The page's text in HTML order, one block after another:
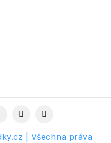
| Všechna práva